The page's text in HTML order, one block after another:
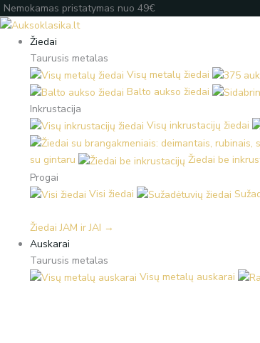
Pereiti
prie
turinio
Nemokamas pristatymas nuo 49€
Žiedai
Taurusis metalas
Visų metalų žiedai
Balto aukso žiedai
Inkrustacija
Visų inkrustacijų žiedai
su gintaru
Žiedai be
Progai
Visi žiedai
Žiedai JAM ir JAI →
Auskarai
Taurusis metalas
Visų metalų auskarai
Products
search
Products
search
Įveskite
el.
paštą